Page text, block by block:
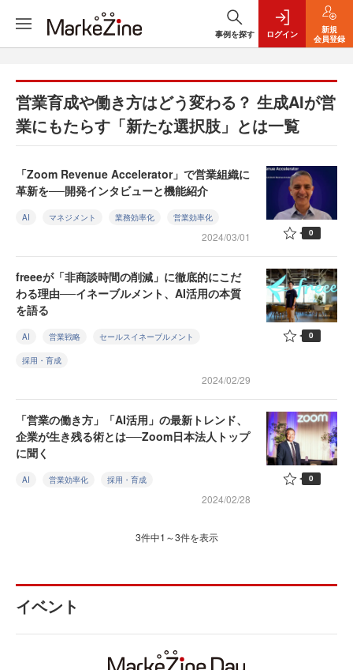
事例を探す ログイン
新規
会員登録
営業育成や働き方はどう変わる？ 生成AIが営
業にもたらす「新たな選択肢」とは一覧
「Zoom Revenue Accelerator」で営業組織に
革新を──開発インタビューと機能紹介
AI マネジメント 業務効率化 営業効率化
2024/03/01 0
freeeが「非商談時間の削減」に徹底的にこだ
わる理由──イネーブルメント、AI活用の本質
を語る
AI 営業戦略 セールスイネーブルメント
採用・育成
2024/02/29
0
「営業の働き方」「AI活用」の最新トレンド、
企業が生き残る術とは──Zoom日本法人トップ
に聞く
AI 営業効率化 採用・育成
2024/02/28
0
3件中1～3件を表示
イベント